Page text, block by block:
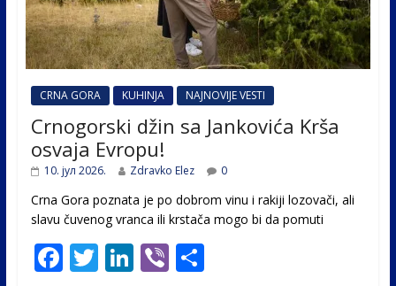
CRNA GORA KUHINJA NAJNOVIJE VESTI
Crnogorski džin sa Jankovića Krša
osvaja Evropu!
10. јул 2026. Zdravko Elez 0
Crna Gora poznata je po dobrom vinu i rakiji lozovači, ali
slavu čuvenog vranca ili krstača mogo bi da pomuti
F T Li Vi S